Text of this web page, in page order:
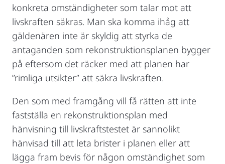
konkreta omständigheter som talar mot att
livskraften säkras. Man ska komma ihåg att
gäldenären inte är skyldig att styrka de
antaganden som rekonstruktionsplanen bygger
på eftersom det räcker med att planen har
”rimliga utsikter” att säkra livskraften.
Den som med framgång vill få rätten att inte
fastställa en rekonstruktionsplan med
hänvisning till livskraftstestet är sannolikt
hänvisad till att leta brister i planen eller att
lägga fram bevis för någon omständighet som